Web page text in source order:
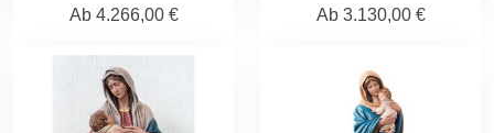
Ab4.266,00 €
Ab3.130,00 €